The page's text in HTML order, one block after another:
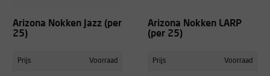
Arizona Nokken Jazz (per
25)
Prijs Voorraad
Arizona Nokken LARP
(per 25)
Prijs Voorraad